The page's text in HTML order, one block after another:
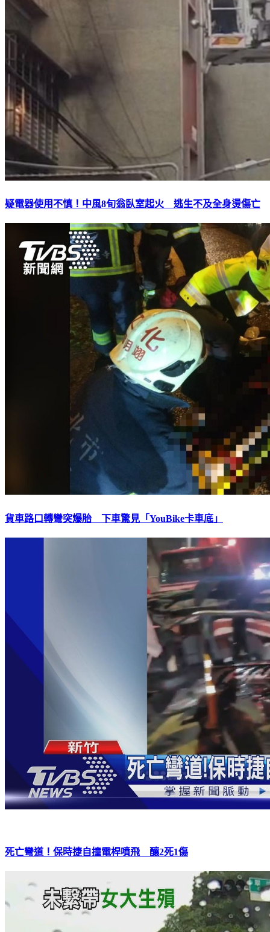
疑電器使用不慎！中風8旬翁臥室起火 逃生不及全身燙傷亡
貨車路口轉彎突爆胎 下車驚見「YouBike卡車底」
死亡彎道！保時捷自撞電桿噴飛 釀2死1傷